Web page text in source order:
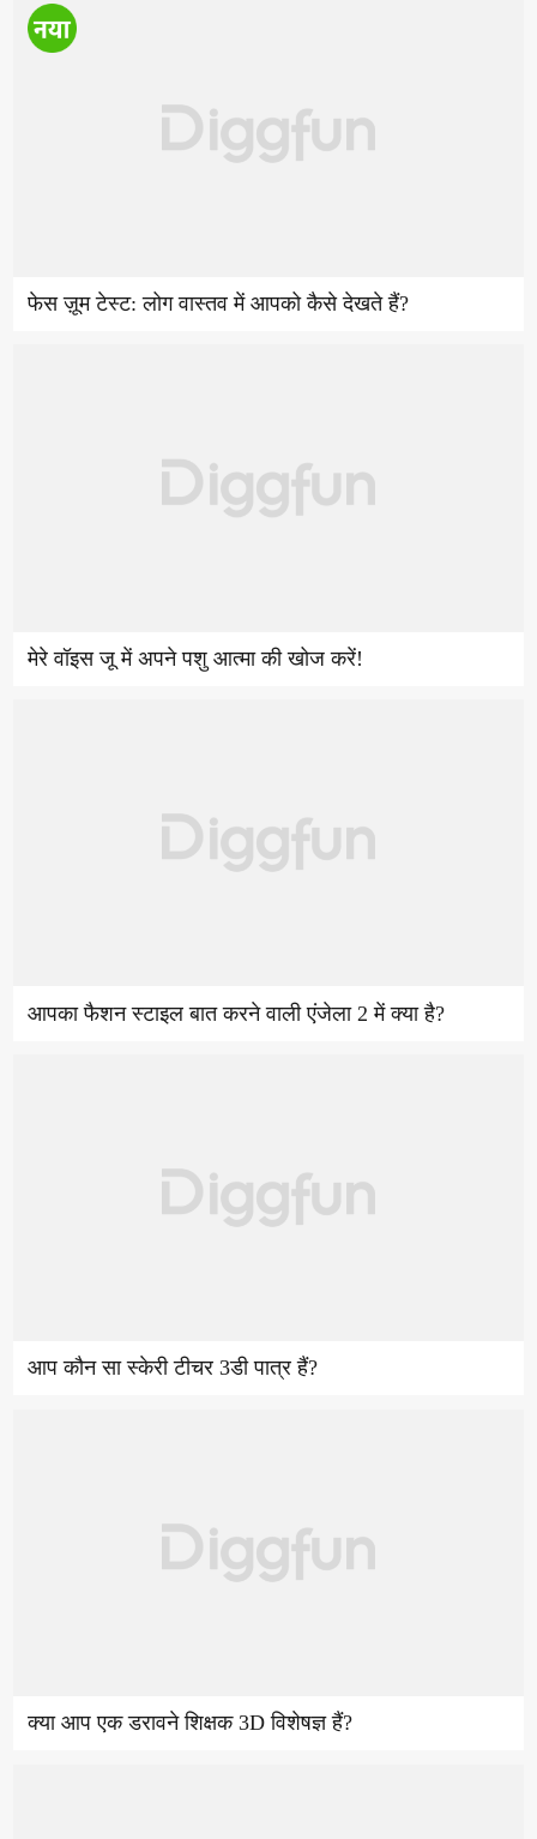
फेस ज़ूम टेस्ट: लोग वास्तव में आपको कैसे देखते हैं?
मेरे वॉइस जू में अपने पशु आत्मा की खोज करें!
आपका फैशन स्टाइल बात करने वाली एंजेला 2 में क्या है?
आप कौन सा स्केरी टीचर 3डी पात्र हैं?
क्या आप एक डरावने शिक्षक 3D विशेषज्ञ हैं?